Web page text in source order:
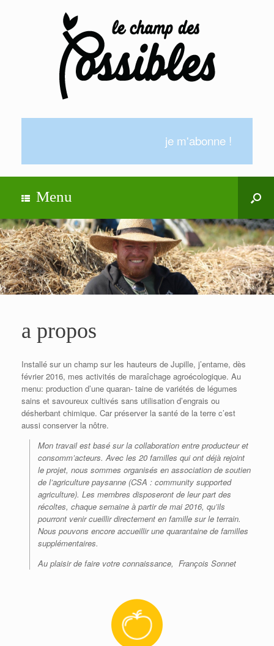
je m'abonne !
Menu
a propos
Installé sur un champ sur les hauteurs de Jupille, j’entame, dès
février 2016, mes activités de maraîchage agroécologique. Au
menu: production d’une quaran- taine de variétés de légumes
sains et savoureux cultivés sans utilisation d’engrais ou
désherbant chimique. Car préserver la santé de la terre c’est
aussi conserver la nôtre.
Mon travail est basé sur la collaboration entre producteur et
consomm’acteurs. Avec les 20 familles qui ont déjà rejoint
le projet, nous sommes organisés en association de soutien
de l’agriculture paysanne (CSA : community supported
agriculture). Les membres disposeront de leur part des
récoltes, chaque semaine à partir de mai 2016, qu’ils
pourront venir cueillir directement en famille sur le terrain.
Nous pouvons encore accueillir une quarantaine de familles
supplémentaires.
Au plaisir de faire votre connaissance, François Sonnet